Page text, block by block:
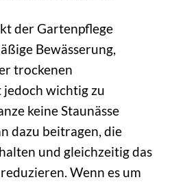
der Gartenpflege
Bewässerung,
trockenen
jedoch wichtig zu
keine Staunässe
dazu beitragen, die
und gleichzeitig das
Wenn es um